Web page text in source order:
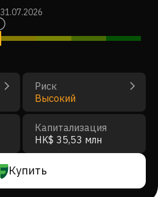
31.07.2026
Риск
Высокий
Капитализация
HK$ 35,53 млн
Купить